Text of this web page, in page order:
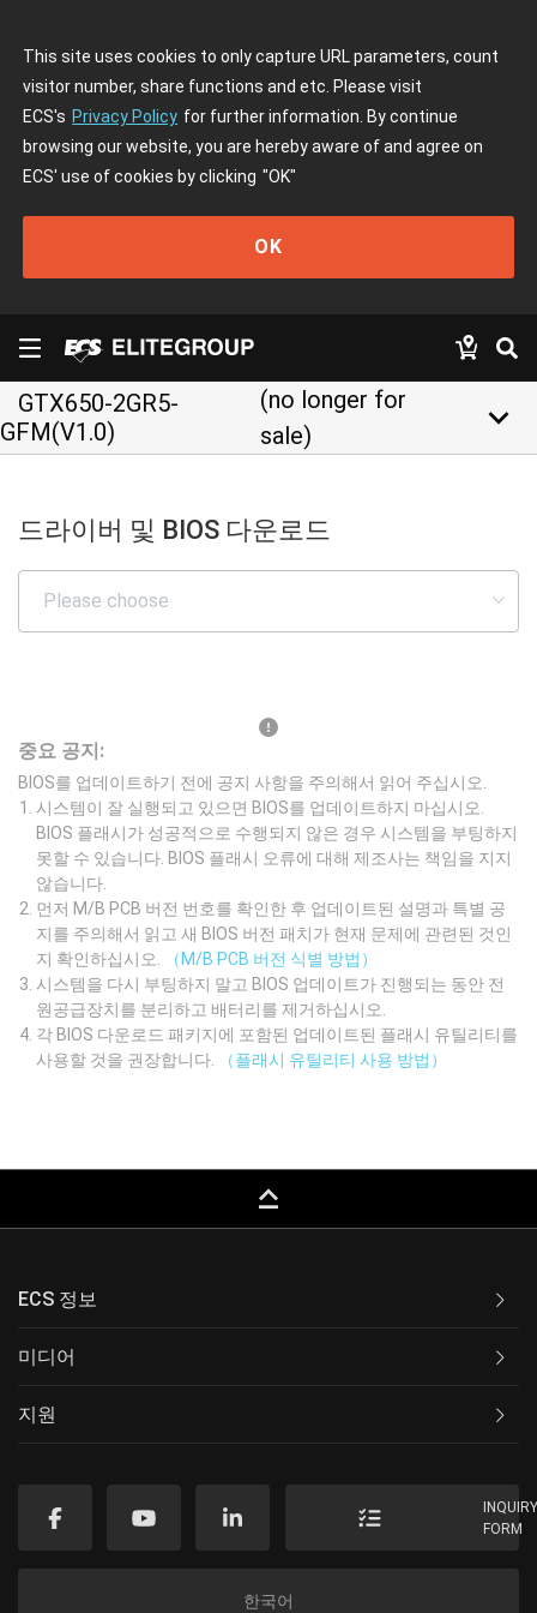
This site uses cookies to only capture URL parameters, count
visitor number, share functions and etc. Please visit
ECS's Privacy Policy for further information. By continue
browsing our website, you are hereby aware of and agree on
ECS' use of cookies by clicking "OK"
OK
GTX650-2GR5-
GFM(V1.0)
(no longer for
sale)
keyboard_arrow_down
드라이버 및 BIOS 다운로드
중요 공지:
BIOS를 업데이트하기 전에 공지 사항을 주의해서 읽어 주십시오.
시스템이 잘 실행되고 있으면 BIOS를 업데이트하지 마십시오.
BIOS 플래시가 성공적으로 수행되지 않은 경우 시스템을 부팅하지
못할 수 있습니다. BIOS 플래시 오류에 대해 제조사는 책임을 지지
않습니다.
먼저 M/B PCB 버전 번호를 확인한 후 업데이트된 설명과 특별 공
지를 주의해서 읽고 새 BIOS 버전 패치가 현재 문제에 관련된 것인
지 확인하십시오.
（M/B PCB 버전 식별 방법）
시스템을 다시 부팅하지 말고 BIOS 업데이트가 진행되는 동안 전
원공급장치를 분리하고 배터리를 제거하십시오.
각 BIOS 다운로드 패키지에 포함된 업데이트된 플래시 유틸리티를
사용할 것을 권장합니다.
（플래시 유틸리티 사용 방법）
keyboard_capslock
ECS 정보
미디어
지원
FORM
한국어